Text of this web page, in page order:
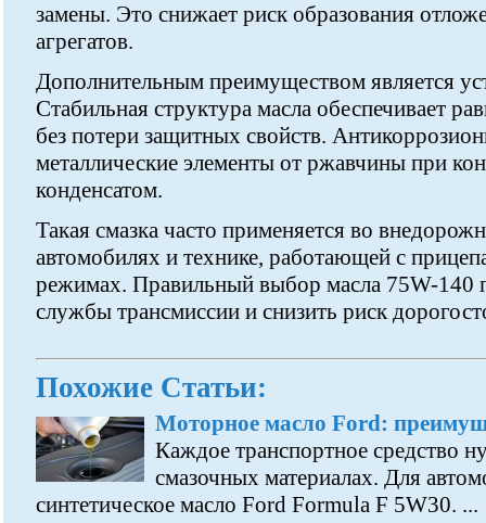
замены. Это снижает риск образования
агрегатов.
Дополнительным преимуществом является
Стабильная структура масла обеспечивает
без потери защитных свойств.
металлические элементы от ржавчины при
конденсатом.
Такая смазка часто применяется во
автомобилях и технике, работающей с
режимах. Правильный выбор масла 75W-140
службы трансмиссии и снизить риск
Похожие Статьи:
Моторное масло Ford:
Каждое транспортное средство
смазочных материалах. Для
синтетическое масло Ford Formula F 5W30. ...